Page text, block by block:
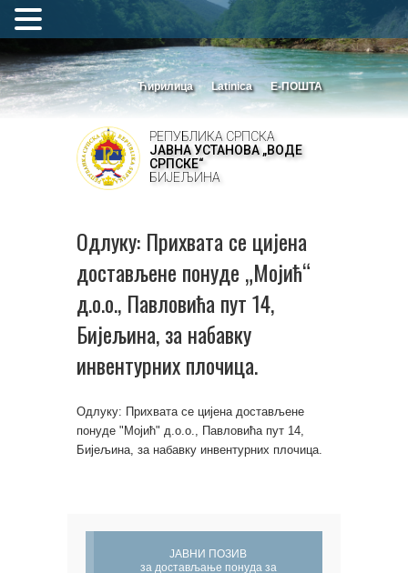
Ћирилица Latinica Е-ПОШТА
РЕПУБЛИКА СРПСКА
ЈАВНА УСТАНОВА „ВОДЕ
СРПСКЕ“
БИЈЕЉИНА
Одлуку: Прихвата се цијена
достављене понуде „Мојић“
д.о.о., Павловића пут 14,
Бијељина, за набавку
инвентурних плочица.
Одлуку: Прихвата се цијена достављене
понуде "Мојић" д.о.о., Павловића пут 14,
Бијељина, за набавку инвентурних плочица.
ЈАВНИ ПОЗИВ
за достављање понуда за